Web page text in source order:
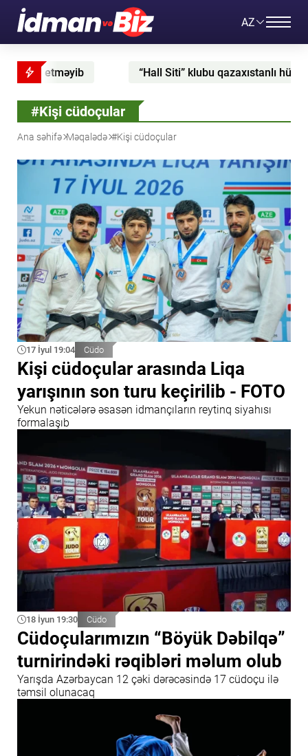
AZ
“Hall Siti” klubu qazaxıstanlı hücumçunu
#Kişi cüdoçular
Ana səhifə Məqalədə #Kişi cüdoçular
17 İyul 19:04 Cüdo
Kişi cüdoçular arasında Liqa
yarışının son turu keçirilib - FOTO
Yekun nəticələrə əsasən idmançıların reytinq siyahısı
formalaşıb
18 İyun 19:30 Cüdo
Cüdoçularımızın “Böyük Dəbilqə”
turnirindəki rəqibləri məlum olub
Yarışda Azərbaycan 12 çəki dərəcəsində 17 cüdoçu ilə
təmsil olunacaq